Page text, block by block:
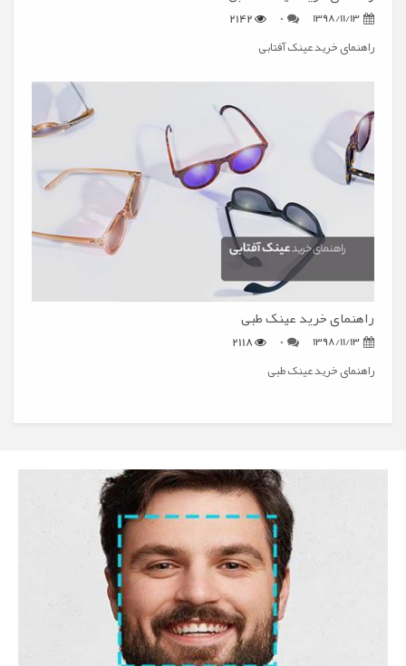
1398/11/13
0
راهنمای خرید عینک آفتابی
راهنمای خرید عینک طبی
1398/11/13
0
راهنمای خرید عینک طبی